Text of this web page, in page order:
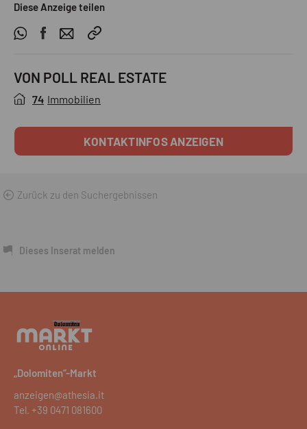
Diese Anzeige teilen
VON POLL REAL ESTATE
74 Immobilien
KONTAKTINFOS ANZEIGEN
Zurück zu den Suchergebnissen
Dieses Inserat melden
„Dolomiten“-Markt
anzeigen@athesia.it
Tel. +39 0471 081600